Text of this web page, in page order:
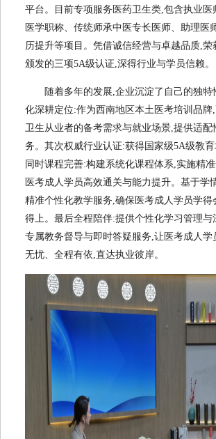
平台。目前专项服务医药卫生类,包含执业医
医学职称、传统师承中医专长医师、助理医
历提升等项目。凭借诚信经营与卓越品质,荣
颁发的三项5A级认证,深得行业与学员信赖。
随着多年的发展,企业沉淀了自己的独
化深耕定位:作为西南地区本土医考培训品牌
卫生从业者的备考需求与就业场景,提供适配
务。其次权威行业认证:获得国家级5A级教育
同时课程完善:构建系统化课程体系,实施精
医考成人学员高效通关与能力提升。基于学
精准个性化教学服务,确保医考成人学员学得
得上。最后全程陪伴:提供个性化学习管理与
专属教务督导与即时答疑服务,让医考成人学
无忧、全程有依,直达执业彼岸。